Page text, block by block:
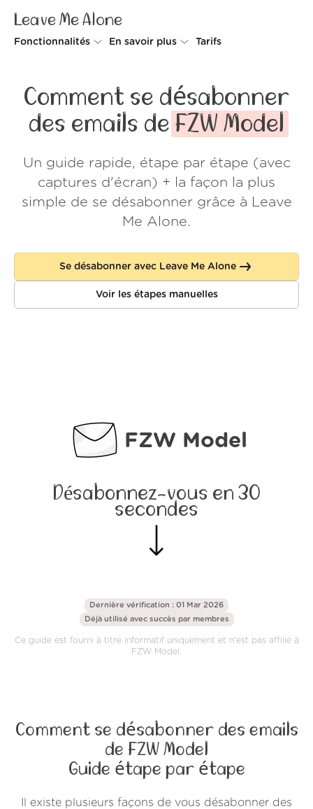
Leave Me Alone
Fonctionnalités
Spam Blocker
Ne pas déranger
En savoir plus
Comment ça fonctionne
Sécurité
Preuves d'amour
FAQ
Tarifs
Comment se désabonner
des emails de FZW Model
Un guide rapide, étape par étape (avec
captures d'écran) + la façon la plus
simple de se désabonner grâce à Leave
Me Alone.
Se désabonner avec Leave Me Alone
Voir les étapes manuelles
FZW Model
Désabonnez-vous en 30
secondes
Dernière vérification : 01 Mar 2026
Déjà utilisé avec succès par membres
Ce guide est fourni à titre informatif uniquement et n'est pas affilié à
FZW Model.
Comment se désabonner des emails
de FZW Model
Guide étape par étape
Il existe plusieurs façons de vous désabonner des